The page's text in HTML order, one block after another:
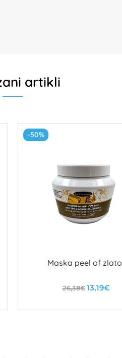
artikli
-50%
Maska peel of zlato
26,38€ 13,19€
U košaricu